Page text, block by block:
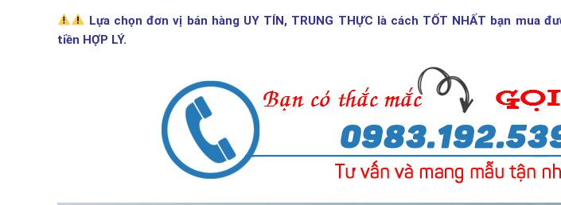
Lựa chọn đơn vị bán hàng UY TÍN, TRUNG THỰC là cách TỐT NHẤT bạn mua
tiền HỢP LÝ.